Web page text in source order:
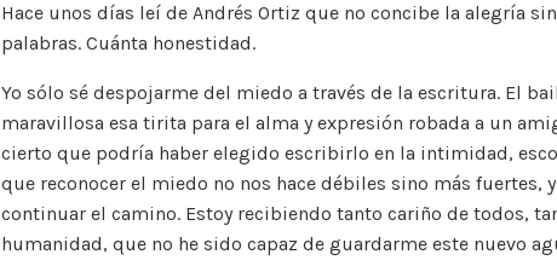
Hace unos días leí de Andrés Ortiz que no concibe la alegría
palabras. Cuánta honestidad.
Yo sólo sé despojarme del miedo a través de la escritura. El
maravillosa esa tirita para el alma y expresión robada a un
cierto que podría haber elegido escribirlo en la intimidad,
que reconocer el miedo no nos hace débiles sino más fuertes,
continuar el camino. Estoy recibiendo tanto cariño de todos,
humanidad, que no he sido capaz de guardarme este nuevo